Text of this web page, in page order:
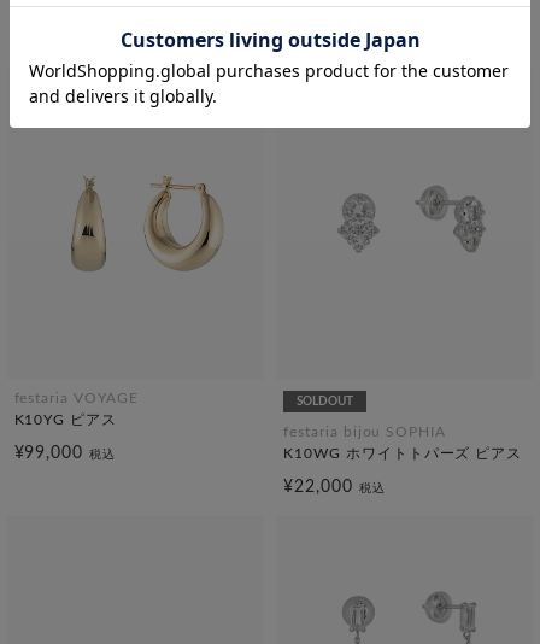
¥49,500税込 K10YG ピアス
¥69,300税込
festaria VOYAGE
K10YG ピアス
¥99,000税込
SOLDOUT
festaria bijou SOPHIA
K10WG ホワイトトパーズ ピアス
¥22,000 税込